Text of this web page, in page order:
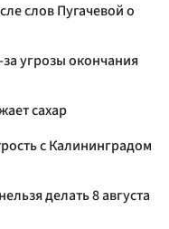
слов Пугачевой о
угрозы окончания
сахар
с Калининградом
делать 8 августа